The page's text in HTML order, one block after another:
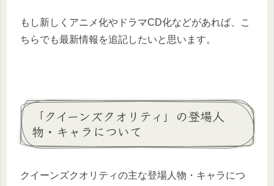
もし新しくアニメ化やドラマCD化などがあれば、こ
ちらでも最新情報を追記したいと思います。
「クイーンズクオリティ」の登場人
物・キャラについて
クイーンズクオリティの主な登場人物・キャラにつ